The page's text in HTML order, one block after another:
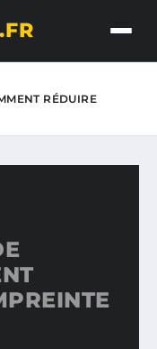
RÉDUIRE